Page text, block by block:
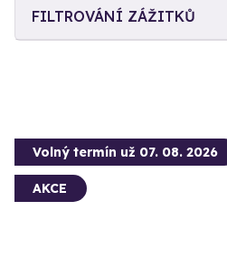
FILTROVÁNÍ ZÁŽITKŮ
Volný termín už 07. 08. 2026
AKCE